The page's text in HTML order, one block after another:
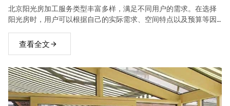
北京阳光房加工服务类型丰富多样，满足不同用户的需求。在选择
阳光房时，用户可以根据自己的实际需求、空间特点以及预算等因
查看全文